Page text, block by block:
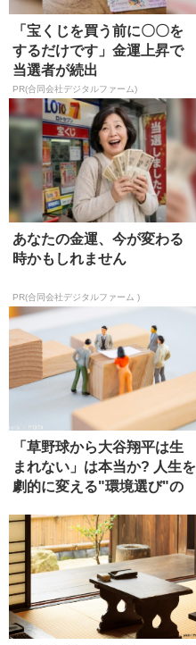
「宝くじを買う前に〇〇を
するだけです」金運上昇で
当選者が続出
PR(合同会社デジタルファーム)
あなたの金運、今が変わる
時かもしれません
PR(合同会社デジタルファーム )
「草野球から大谷翔平は生
まれない」は本当か? 人生を
劇的に変える"環境選び"の